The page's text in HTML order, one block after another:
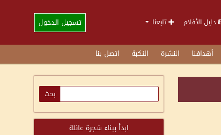
دليل الأفلام تابعنا تسجيل الدخول
أهدافنا النشرة النكبة اتصل بنا
ابدأ ببناء شجرة عائلة